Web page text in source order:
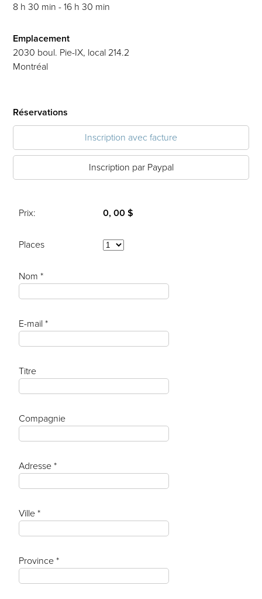
8 h 30 min - 16 h 30 min
Emplacement
2030 boul. Pie-IX, local 214.2
Montréal
Réservations
Inscription avec facture
Inscription par Paypal
Prix: 0, 00 $
Places
Nom *
E-mail *
Titre
Compagnie
Adresse *
Ville *
Province *